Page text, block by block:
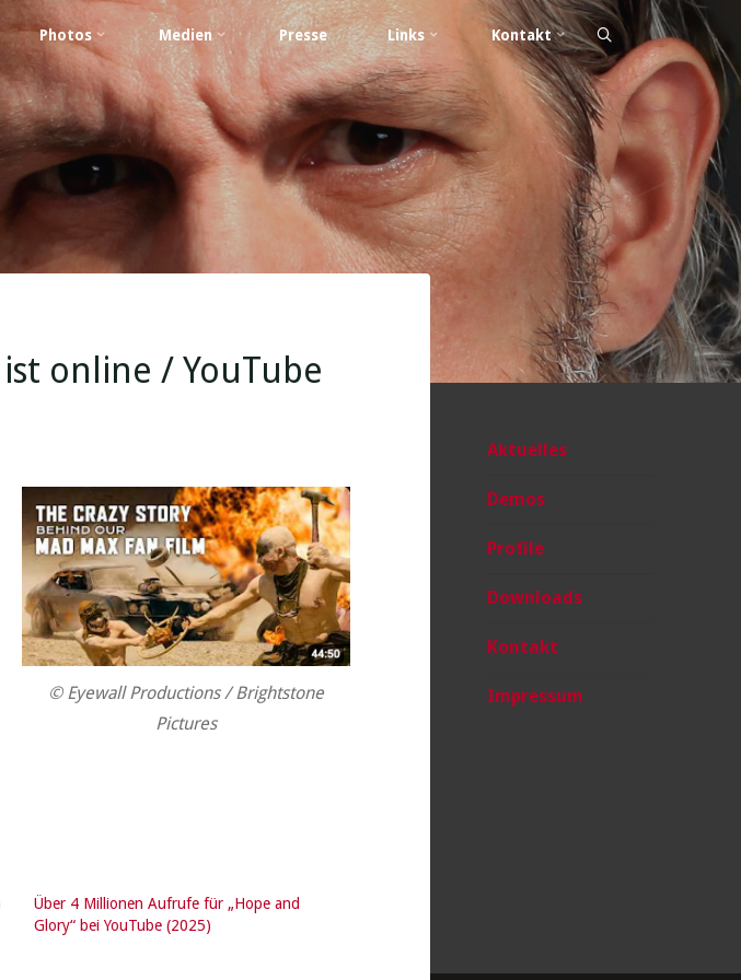
Photos Medien Presse Links Kontakt
online / YouTube
© Eyewall Productions / Brightstone
Pictures
Über 4 Millionen Aufrufe für „Hope and
Glory“ bei YouTube (2025)
Aktuelles
Demos
Profile
Downloads
Kontakt
Impressum